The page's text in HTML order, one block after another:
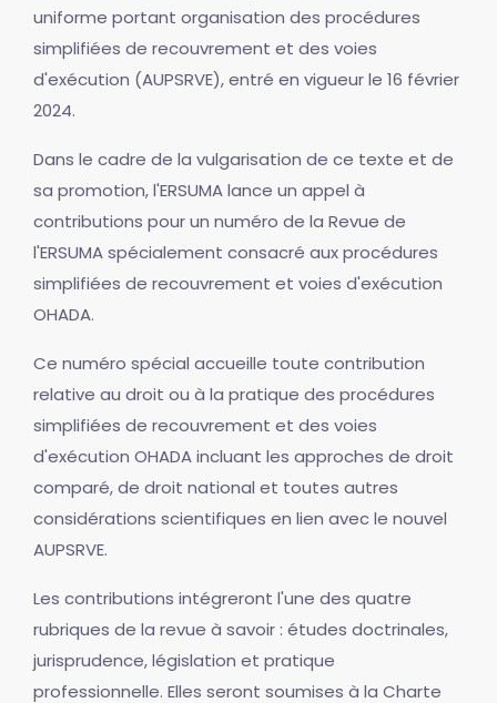
uniforme portant organisation des procédures
simplifiées de recouvrement et des voies
d'exécution (AUPSRVE), entré en vigueur le 16 février
2024.
Dans le cadre de la vulgarisation de ce texte et de
sa promotion, l'ERSUMA lance un appel à
contributions pour un numéro de la Revue de
l'ERSUMA spécialement consacré aux procédures
simplifiées de recouvrement et voies d'exécution
OHADA.
Ce numéro spécial accueille toute contribution
relative au droit ou à la pratique des procédures
simplifiées de recouvrement et des voies
d'exécution OHADA incluant les approches de droit
comparé, de droit national et toutes autres
considérations scientifiques en lien avec le nouvel
AUPSRVE.
Les contributions intégreront l'une des quatre
rubriques de la revue à savoir : études doctrinales,
jurisprudence, législation et pratique
professionnelle. Elles seront soumises à la Charte